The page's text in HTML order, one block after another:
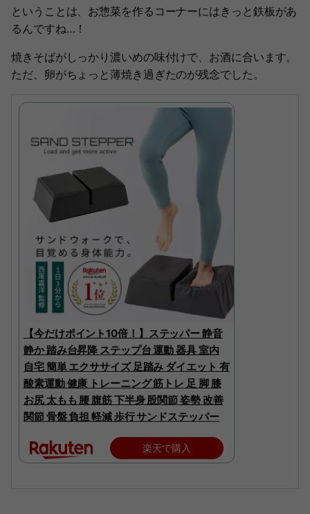
ということは、お惣菜を作るコーナーにはきっと鉄板があ
るんですね…！
焼きそばがしっかり濃いめの味付けで、お酒に合います。
ただ、卵がちょっと薄焼き過ぎたのが残念でした。
【今だけポイント10倍！】ステッパー 静音
静か 踏み台昇降 ステップ台 運動 器具 室内
自宅 簡単 エクササイズ 足踏み ダイエット 有
酸素運動 健康 トレーニング 筋トレ 足 脚 膝
お尻 太もも 腰 腹筋 下半身 股関節 姿勢 改善
関節 骨盤 負担 軽減 歩行 サンドステッパー
楽天で購入